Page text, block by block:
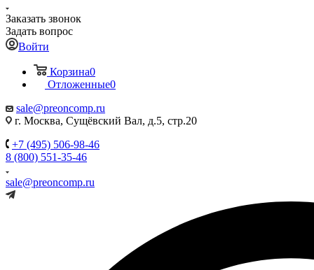
Заказать звонок
Задать вопрос
Войти
Корзина0
Отложенные0
sale@preoncomp.ru
г. Москва, Сущёвский Вал, д.5, стр.20
+7 (495) 506-98-46
8 (800) 551-35-46
sale@preoncomp.ru